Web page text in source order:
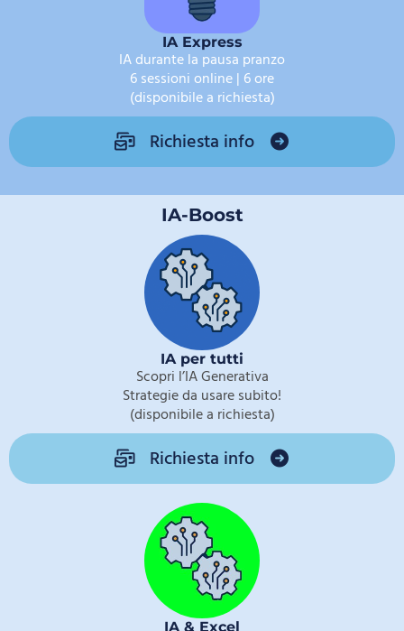
IA Express
IA durante la pausa pranzo
6 sessioni online | 6 ore
(disponibile a richiesta)
Richiesta info
IA-Boost
IA per tutti
Scopri l’IA Generativa
Strategie da usare subito!
(disponibile a richiesta)
Richiesta info
IA & Excel